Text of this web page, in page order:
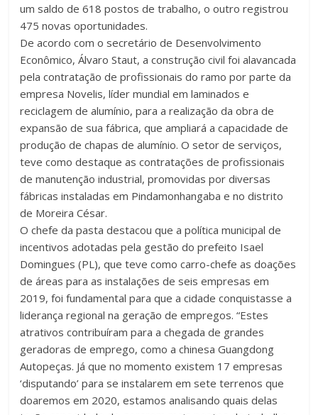
um saldo de 618 postos de trabalho, o outro registrou
475 novas oportunidades.
De acordo com o secretário de Desenvolvimento
Econômico, Álvaro Staut, a construção civil foi alavancada
pela contratação de profissionais do ramo por parte da
empresa Novelis, líder mundial em laminados e
reciclagem de alumínio, para a realização da obra de
expansão de sua fábrica, que ampliará a capacidade de
produção de chapas de alumínio. O setor de serviços,
teve como destaque as contratações de profissionais
de manutenção industrial, promovidas por diversas
fábricas instaladas em Pindamonhangaba e no distrito
de Moreira César.
O chefe da pasta destacou que a política municipal de
incentivos adotadas pela gestão do prefeito Isael
Domingues (PL), que teve como carro-chefe as doações
de áreas para as instalações de seis empresas em
2019, foi fundamental para que a cidade conquistasse a
liderança regional na geração de empregos. “Estes
atrativos contribuíram para a chegada de grandes
geradoras de emprego, como a chinesa Guangdong
Autopeças. Já que no momento existem 17 empresas
‘disputando’ para se instalarem em sete terrenos que
doaremos em 2020, estamos analisando quais delas